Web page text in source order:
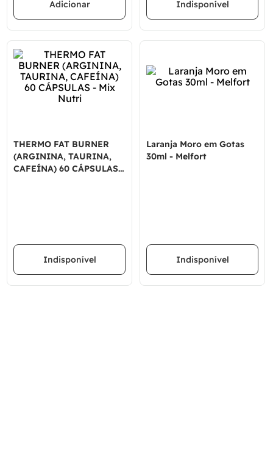
Adicionar Indisponível
THERMO FAT BURNER
(ARGININA, TAURINA,
CAFEÍNA) 60 CÁPSULAS -
Indisponível
Laranja Moro em Gotas
30ml - Melfort
Indisponível